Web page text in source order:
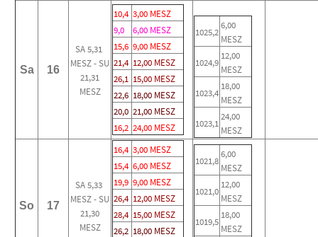
Sa 16
SA 5,31
MESZ - SU
21,31
MESZ
10,4 3,00 MESZ
9,0
6,00 MESZ
15,6 9,00 MESZ
21,4 12,00 MESZ
26,1 15,00 MESZ
22,6 18,00 MESZ
20,0 21,00 MESZ
16,2 24,00 MESZ
1025,2
6,00
MESZ
1024,9
12,00
MESZ
1023,4
18,00
MESZ
1023,1
24,00
MESZ
So 17
SA 5,33
MESZ - SU
21,30
MESZ
16,4 3,00 MESZ
15,4 6,00 MESZ
19,9 9,00 MESZ
26,4 12,00 MESZ
28,4 15,00 MESZ
26,2 18,00 MESZ
1021,8
6,00
MESZ
1021,0
12,00
MESZ
1019,5
18,00
MESZ